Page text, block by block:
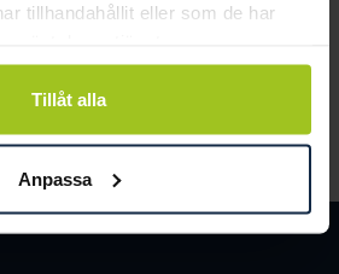
tillhandahållit eller som de har
Tillåt alla
Anpassa
om miljö, resurser
LÄS MER